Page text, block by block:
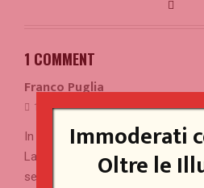
1 COMMENT
Franco Puglia
11/11/2016 at 20:06
In parte sono d’accordo con te,
La Storia pare voglia fare un
sempre accaduto in passato,
Immoderati
Oltre le